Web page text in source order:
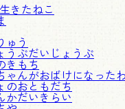
きたねこ
ゅう
うぶだいじょうぶ
きもち
ゃんがおばけになった
のおともだち
かだいきらい